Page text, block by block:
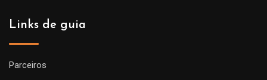
Links de guia
Parceiros